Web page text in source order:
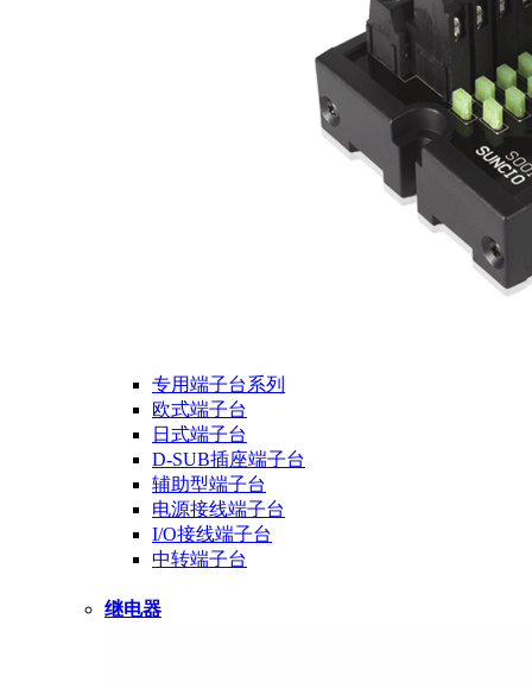
专用端子台系列
欧式端子台
日式端子台
D-SUB插座端子台
辅助型端子台
电源接线端子台
I/O接线端子台
中转端子台
继电器